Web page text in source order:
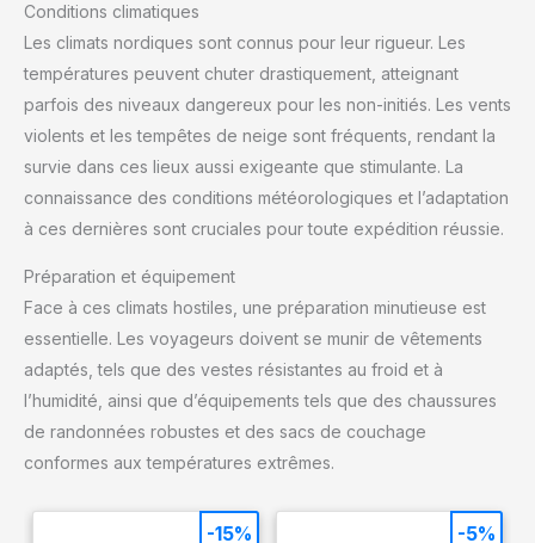
Conditions climatiques
Les climats nordiques sont connus pour leur rigueur. Les
températures peuvent chuter drastiquement, atteignant
parfois des niveaux dangereux pour les non-initiés. Les vents
violents et les tempêtes de neige sont fréquents, rendant la
survie dans ces lieux aussi exigeante que stimulante. La
connaissance des conditions météorologiques et l’adaptation
à ces dernières sont cruciales pour toute expédition réussie.
Préparation et équipement
Face à ces climats hostiles, une préparation minutieuse est
essentielle. Les voyageurs doivent se munir de vêtements
adaptés, tels que des vestes résistantes au froid et à
l’humidité, ainsi que d’équipements tels que des chaussures
de randonnées robustes et des sacs de couchage
conformes aux températures extrêmes.
-15% -5%